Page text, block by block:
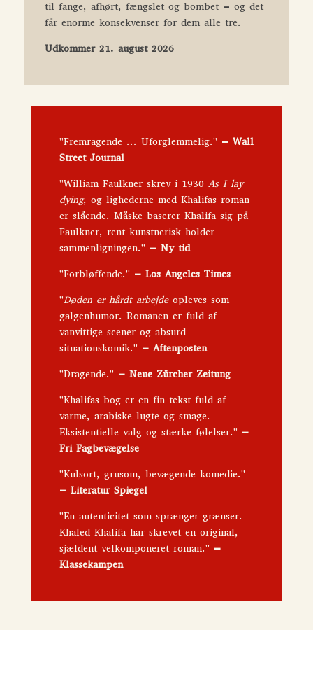
til fange, afhørt, fængslet og bombet – og det
får enorme konsekvenser for dem alle tre.
Udkommer 21. august 2026
"Fremragende ... Uforglemmelig." – Wall
Street Journal
"William Faulkner skrev i 1930 As I lay
dying, og lighederne med Khalifas roman
er slående. Måske baserer Khalifa sig på
Faulkner, rent kunstnerisk holder
sammenligningen." – Ny tid
"Forbløffende." – Los Angeles Times
"Døden er hårdt arbejde opleves som
galgenhumor. Romanen er fuld af
vanvittige scener og absurd
situationskomik." – Aftenposten
"Dragende." – Neue Zürcher Zeitung
"Khalifas bog er en fin tekst fuld af
varme, arabiske lugte og smage.
Eksistentielle valg og stærke følelser." –
Fri Fagbevægelse
"Kulsort, grusom, bevægende komedie."
– Literatur Spiegel
"En autenticitet som sprænger grænser.
Khaled Khalifa har skrevet en original,
sjældent velkomponeret roman." –
Klassekampen